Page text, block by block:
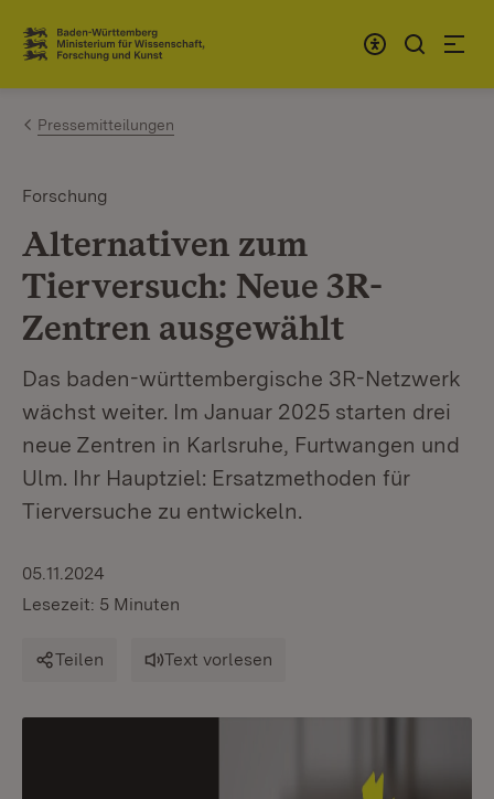
Zum Inhalt springen
Link zur Startseite
Pressemitteilungen
Forschung
Alternativen zum
Tierversuch: Neue 3R-
Zentren ausgewählt
Das baden-württembergische 3R-Netzwerk
wächst weiter. Im Januar 2025 starten drei
neue Zentren in Karlsruhe, Furtwangen und
Ulm. Ihr Hauptziel: Ersatzmethoden für
Tierversuche zu entwickeln.
05.11.2024
Lesezeit: 5 Minuten
Teilen Text vorlesen